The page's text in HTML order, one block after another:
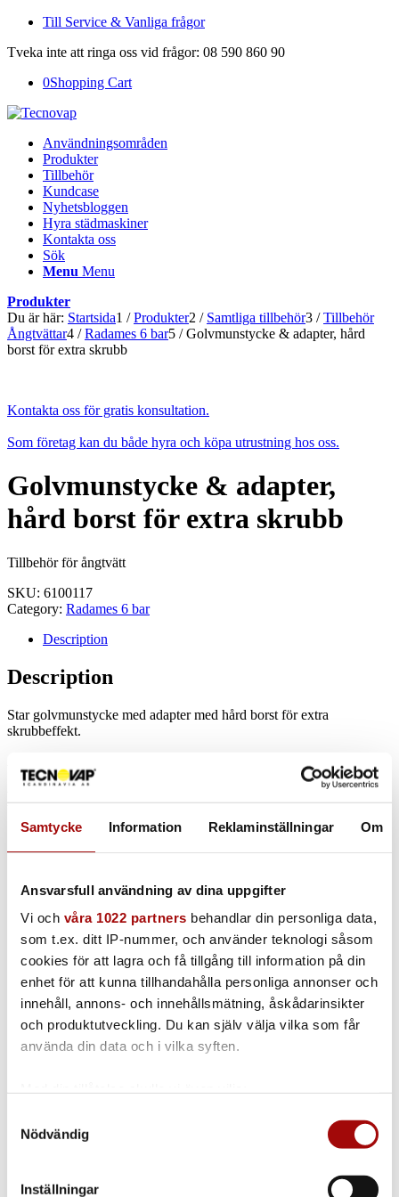
Samtycke Information Reklaminställningar Om
Ansvarsfull användning av dina uppgifter
Vi och våra 1022 partners behandlar din personliga data,
som t.ex. ditt IP-nummer, och använder teknologi såsom
cookies för att lagra och få tillgång till information på din
enhet för att kunna tillhandahålla personliga annonser och
innehåll, annons- och innehållsmätning, åskådarinsikter
och produktutveckling. Du kan själv välja vilka som får
använda din data och i vilka syften.
som kan ha en noggrannhet på upp till flera meter
Nödvändig
Inställningar
Till Service & Vanliga frågor
Tveka inte att ringa oss vid frågor: 08 590 860 90
0Shopping Cart
Användningsområden
Produkter
Tillbehör
Kundcase
Nyhetsbloggen
Hyra städmaskiner
Kontakta oss
Sök
Menu Menu
Produkter
Du är här: Startsida1 / Produkter2 / Samtliga tillbehör3 / Tillbehör
Ångtvättar4 / Radames 6 bar5 / Golvmunstycke & adapter, hård
borst för extra skrubb
Kontakta oss för gratis konsultation.
Som företag kan du både hyra och köpa utrustning hos oss.
Golvmunstycke & adapter,
hård borst för extra skrubb
Tillbehör för ångtvätt
SKU: 6100117
Category: Radames 6 bar
Description
Description
Star golvmunstycke med adapter med hård borst för extra
skrubbeffekt.
Related products
Munstycke tuggummi, mattor
PG5501
Borste Ø 80 mm | 10-pack